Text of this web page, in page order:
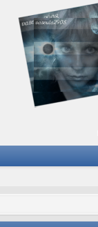
ταξίδια του νού...